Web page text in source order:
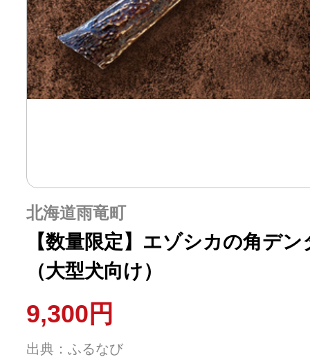
北海道雨竜町
【数量限定】エゾシカの角デ
（大型犬向け）
9,300円
出典：ふるなび